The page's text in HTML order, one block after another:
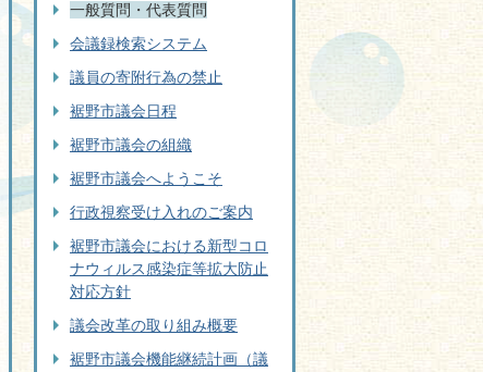
一般質問・代表質問
会議録検索システム
議員の寄附行為の禁止
裾野市議会日程
裾野市議会の組織
裾野市議会へようこそ
行政視察受け入れのご案内
裾野市議会における新型コロ
ナウィルス感染症等拡大防止
対応方針
議会改革の取り組み概要
裾野市議会機能継続計画（議